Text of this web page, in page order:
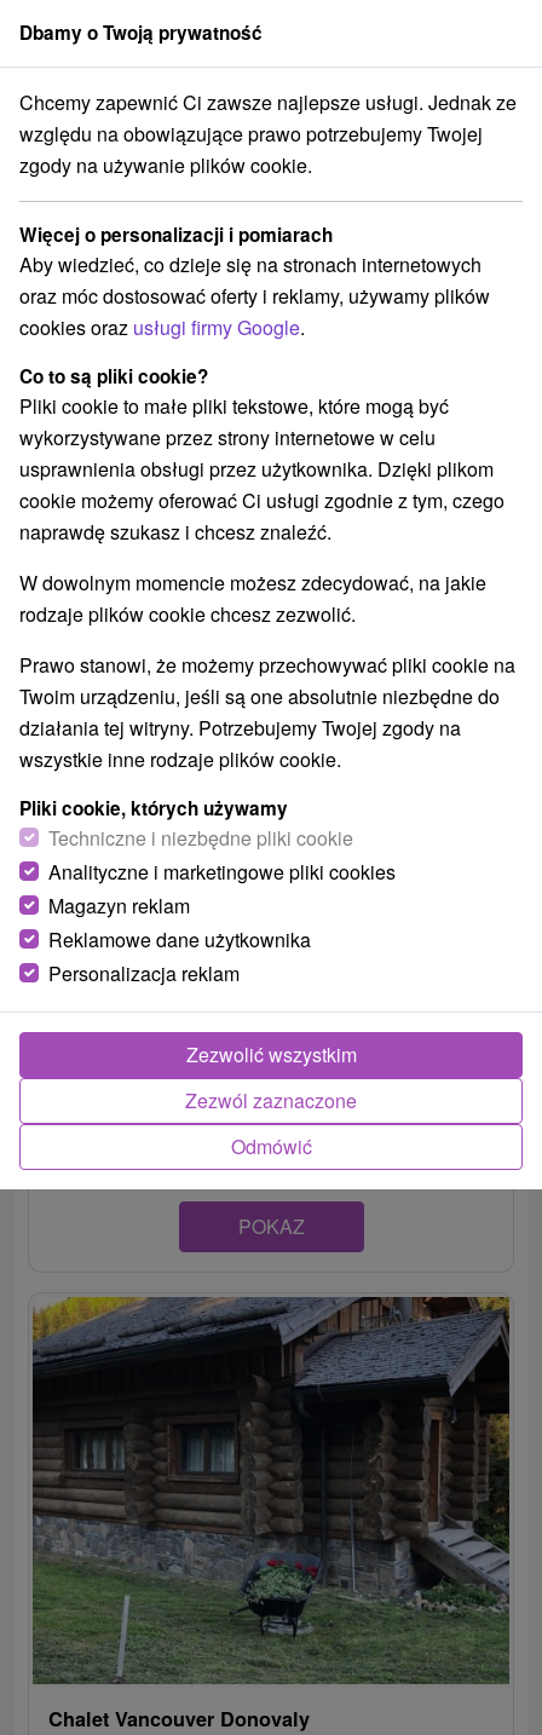
członek grupySorger
Drevenice Stredné Slovensko Banskobystrický kraj Donovaly
Drevenice Donovaly
Kategorie
Wszystkie kategorie
Hotele na Slovacji(2)
Apartmány(38) Chaty na prenájom
Penzióny (2) Priváty(3)
Wybierz lokalizację lub datę
WSZYSTKO NAJTAŃSZE NAJDROŻSZE NA
Donovaly 15 Donovaly
Na hlavnom ťahu turisticky i športovo vyhľadávanej obce
Donovaly stojí zrekonštruovaná poschodová...
POKAZ
Chalet Vancouver Donovaly
Dbamy o Twoją prywatność
Chcemy zapewnić Ci zawsze najlepsze usługi. Jednak ze
względu na obowiązujące prawo potrzebujemy Twojej
zgody na używanie plików cookie.
Więcej o personalizacji i pomiarach
Aby wiedzieć, co dzieje się na stronach internetowych
oraz móc dostosować oferty i reklamy, używamy plików
cookies oraz usługi firmy Google.
Co to są pliki cookie?
Pliki cookie to małe pliki tekstowe, które mogą być
wykorzystywane przez strony internetowe w celu
usprawnienia obsługi przez użytkownika. Dzięki plikom
cookie możemy oferować Ci usługi zgodnie z tym, czego
naprawdę szukasz i chcesz znaleźć.
W dowolnym momencie możesz zdecydować, na jakie
rodzaje plików cookie chcesz zezwolić.
Prawo stanowi, że możemy przechowywać pliki cookie na
Twoim urządzeniu, jeśli są one absolutnie niezbędne do
działania tej witryny. Potrzebujemy Twojej zgody na
wszystkie inne rodzaje plików cookie.
Pliki cookie, których używamy
Techniczne i niezbędne pliki cookie
Analityczne i marketingowe pliki cookies
Magazyn reklam
Reklamowe dane użytkownika
Personalizacja reklam
Odmówić
Zezwól zaznaczone
Zezwolić wszystkim